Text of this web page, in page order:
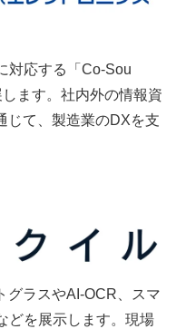
対応する「Co-Sou
ます。社内外の情報資
じて、製造業のDXを支
グラスやAI-OCR、スマ
どを展示します。現場